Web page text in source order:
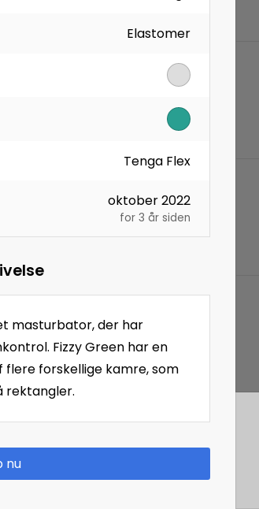
Elastomer
Tenga Flex
oktober 2022
for 3 år siden
masturbator, der har
Fizzy Green har en
forskellige kamre, som
rektangler.
nu